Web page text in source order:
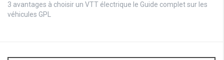
3 avantages à choisir un VTT électrique le Guide complet sur les
véhicules GPL